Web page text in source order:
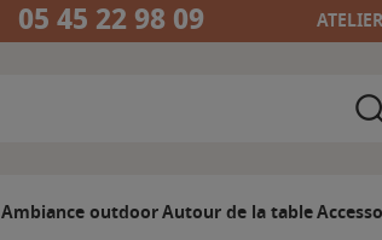
05 45 22 98 09
Ambiance outdoorAutour de la table